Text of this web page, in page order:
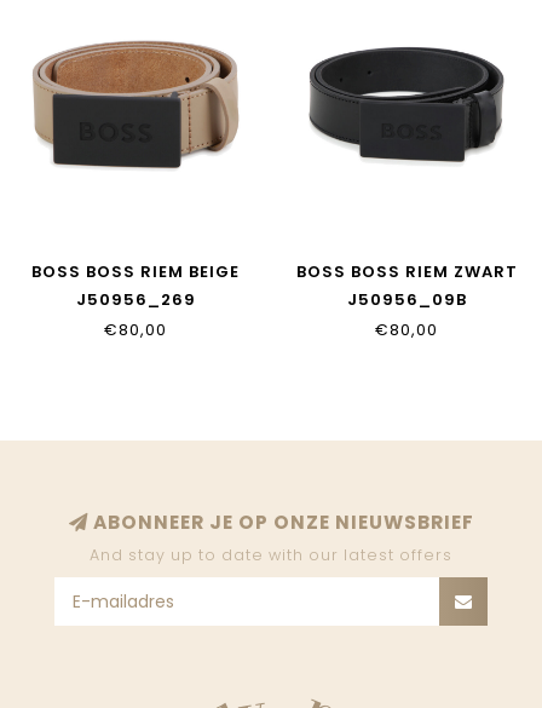
BOSS BOSS RIEM BEIGE
J50956_269
€80,00
BOSS BOSS RIEM ZWART
J50956_09B
€80,00
ABONNEER JE OP ONZE NIEUWSBRIEF
And stay up to date with our latest offers